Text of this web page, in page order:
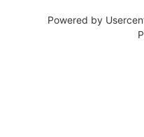
Powered by